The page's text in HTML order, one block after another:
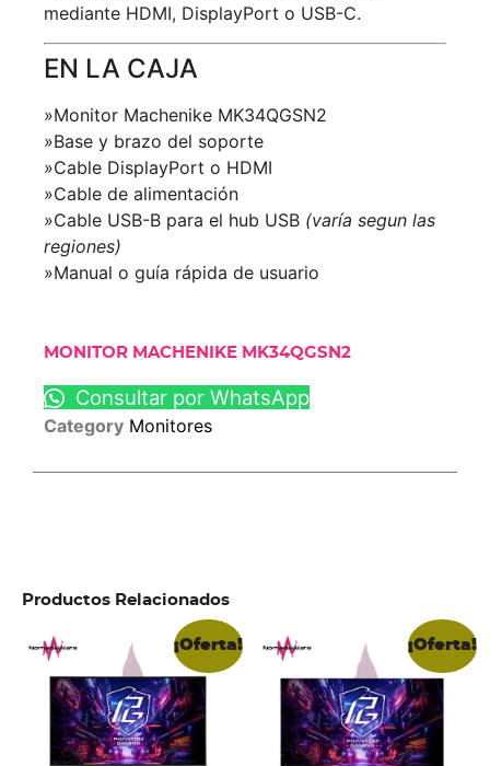
mediante HDMI, DisplayPort o USB-C.
EN LA CAJA
»Monitor Machenike MK34QGSN2
»Base y brazo del soporte
»Cable DisplayPort o HDMI
»Cable de alimentación
»Cable USB-B para el hub USB (varía segun las
regiones)
»Manual o guía rápida de usuario
MONITOR MACHENIKE MK34QGSN2
Consultar por WhatsApp
Category Monitores
Productos Relacionados
¡Oferta! ¡Oferta!